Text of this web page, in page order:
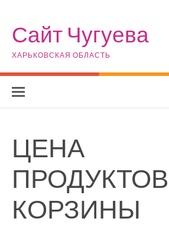
Сайт Чугуева
ХАРЬКОВСКАЯ ОБЛАСТЬ
ЦЕНА
КОРЗИНЫ